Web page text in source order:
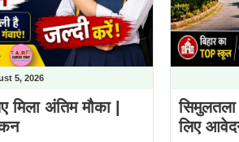
5, 2026
मिला अंतिम मौका |
सिमुलतला
लिए